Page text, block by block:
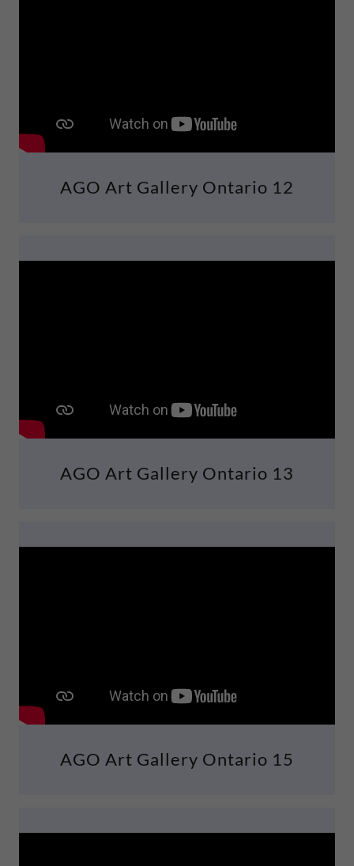
AGO Art Gallery Ontario 12
AGO Art Gallery Ontario 13
AGO Art Gallery Ontario 15